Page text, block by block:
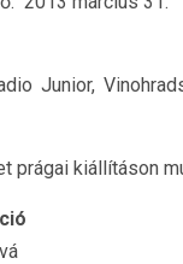
Junior,
prágai kiállításon